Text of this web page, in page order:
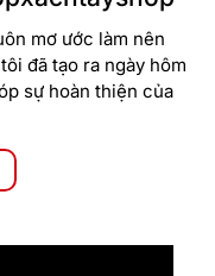
mơ ước làm nên
đã tạo ra ngày hôm
sự hoàn thiện của